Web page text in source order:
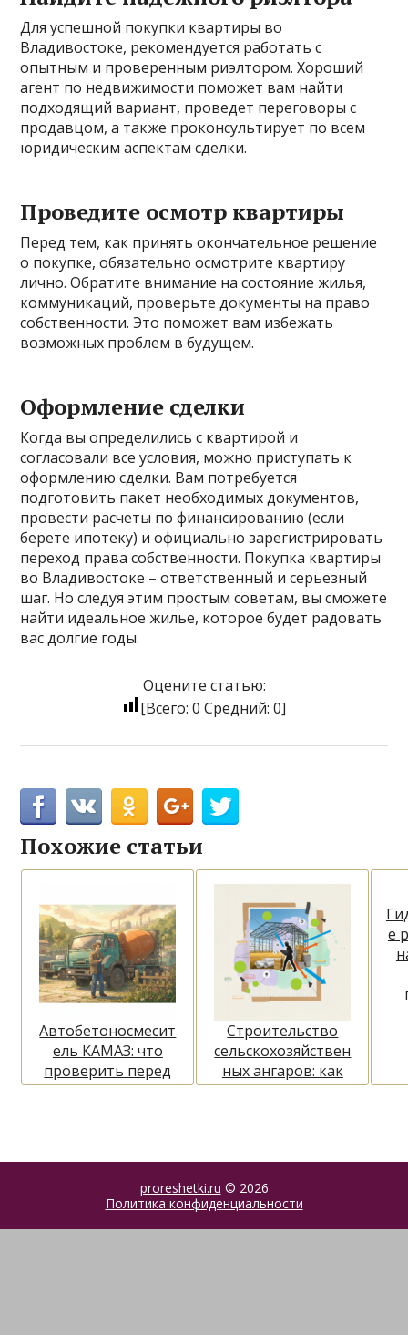
Для успешной покупки квартиры во
Владивостоке, рекомендуется работать с
опытным и проверенным риэлтором. Хороший
агент по недвижимости поможет вам найти
подходящий вариант, проведет переговоры с
продавцом, а также проконсультирует по всем
юридическим аспектам сделки.
Проведите осмотр квартиры
Перед тем, как принять окончательное решение
о покупке, обязательно осмотрите квартиру
лично. Обратите внимание на состояние жилья,
коммуникаций, проверьте документы на право
собственности. Это поможет вам избежать
возможных проблем в будущем.
Оформление сделки
Когда вы определились с квартирой и
согласовали все условия, можно приступать к
оформлению сделки. Вам потребуется
подготовить пакет необходимых документов,
провести расчеты по финансированию (если
берете ипотеку) и официально зарегистрировать
переход права собственности. Покупка квартиры
во Владивостоке – ответственный и серьезный
шаг. Но следуя этим простым советам, вы сможете
найти идеальное жилье, которое будет радовать
вас долгие годы.
Оцените статью:
[Всего: 0 Средний: 0]
Похожие статьи
Автобетоносмесит
ель КАМАЗ: что
проверить перед
покупкой
Строительство
сельскохозяйствен
ных ангаров: как
выбрать
е
proreshetki.ru © 2026
Политика конфиденциальности